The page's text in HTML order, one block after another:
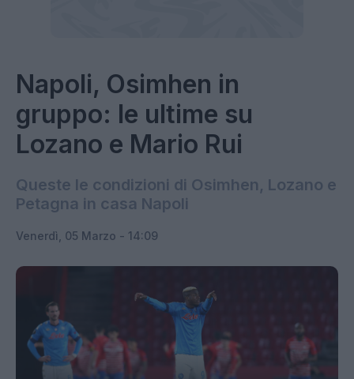
Napoli, Osimhen in
gruppo: le ultime su
Lozano e Mario Rui
Queste le condizioni di Osimhen, Lozano e
Petagna in casa Napoli
Venerdì, 05 Marzo - 14:09